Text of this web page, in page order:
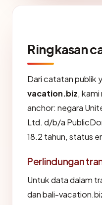
Ringkasan
Dari catatan publik
vacation.biz,
anchor: negara
Ltd. d/b/a
18.2 tahun, status
Perlindungan
Untuk data dalam
dan bali-